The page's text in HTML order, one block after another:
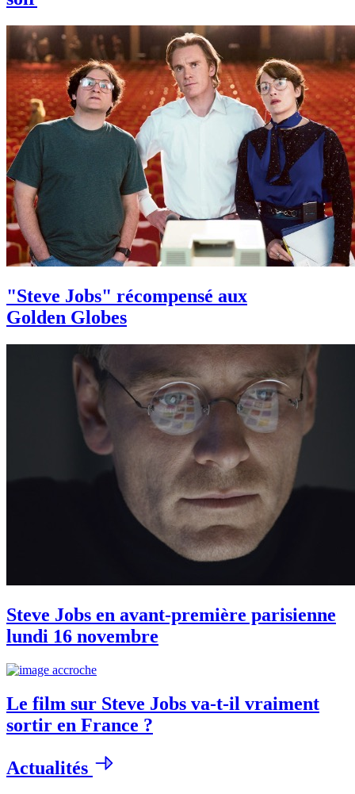
"Steve Jobs" récompensé aux
Golden Globes
Steve Jobs en avant-première parisienne
lundi 16 novembre
Le film sur Steve Jobs va-t-il vraiment
sortir en France ?
Actualités